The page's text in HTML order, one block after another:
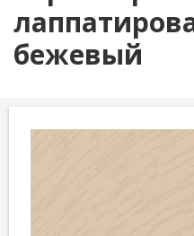
бежевый